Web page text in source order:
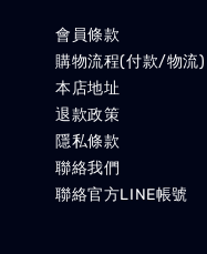
會員條款
購物流程(付款/物流)
本店地址
退款政策
隱私條款
聯絡我們
聯絡官方LINE帳號